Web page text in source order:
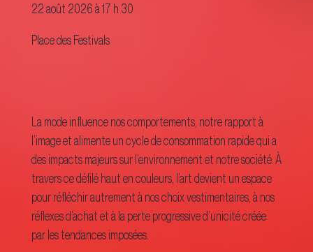
22 août 2026 à 17 h 30
Place des Festivals
La mode influence nos comportements, notre rapport à
l’image et alimente un cycle de consommation rapide qui a
des impacts majeurs sur l’environnement et notre société. À
travers ce défilé haut en couleurs, l’art devient un espace
pour réfléchir autrement à nos choix vestimentaires, à nos
réflexes d’achat et à la perte progressive d’unicité créée
par les tendances imposées.